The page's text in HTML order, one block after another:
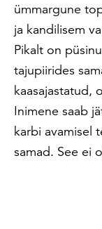
ümmargune
ja kandilisem
Pikalt on
tajupiirides
kaasajastatud,
Inimene saab
karbi avamisel
samad. See ei